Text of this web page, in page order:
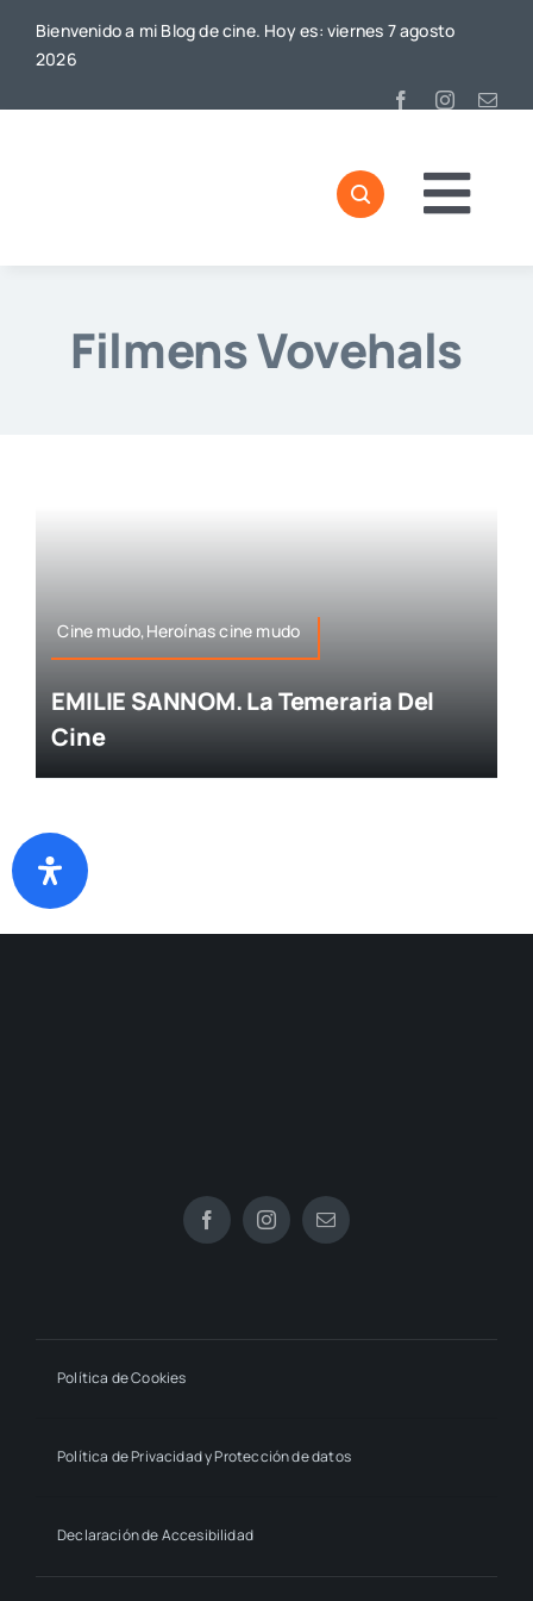
Bienvenido a mi Blog de cine. Hoy es: viernes 7 agosto
2026
Filmens Vovehals
Cine mudo,Heroínas cine mudo
EMILIE SANNOM. La Temeraria Del
Cine
Política de Cookies
Política de Privacidad y Protección de datos
Declaración de Accesibilidad